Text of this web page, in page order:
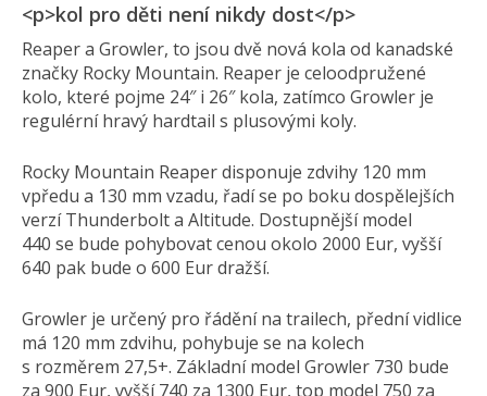
<p>kol pro děti není nikdy dost</p>
Reaper a Growler, to jsou dvě nová kola od kanadské
značky Rocky Mountain. Reaper je celoodpružené
kolo, které pojme 24″ i 26″ kola, zatímco Growler je
regulérní hravý hardtail s plusovými koly.
Rocky Mountain Reaper disponuje zdvihy 120 mm
vpředu a 130 mm vzadu, řadí se po boku dospělejších
verzí Thunderbolt a Altitude. Dostupnější model
440 se bude pohybovat cenou okolo 2000 Eur, vyšší
640 pak bude o 600 Eur dražší.
Growler je určený pro řádění na trailech, přední vidlice
má 120 mm zdvihu, pohybuje se na kolech
s rozměrem 27,5+. Základní model Growler 730 bude
za 900 Eur, vyšší 740 za 1300 Eur, top model 750 za